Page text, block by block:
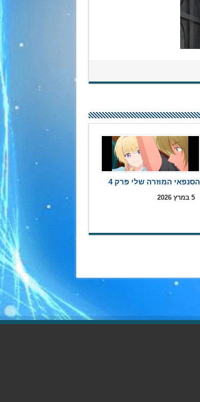
הסנפאי המוזרה שלי פרק 4
5 במרץ 2026